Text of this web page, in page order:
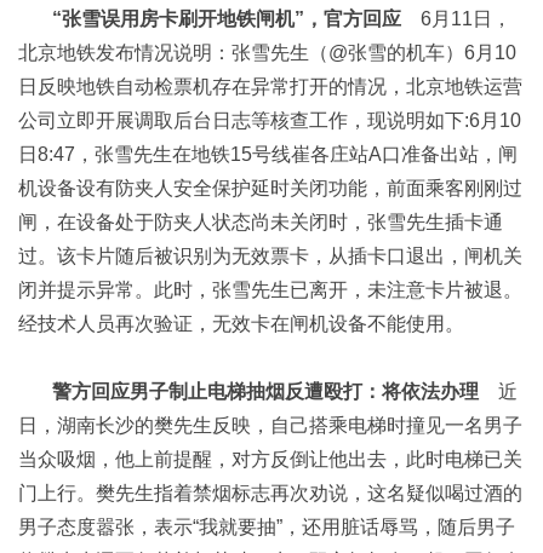
“张雪误用房卡刷开地铁闸机”，官方回应 6月11日，
北京地铁发布情况说明：张雪先生（@张雪的机车）6月10
日反映地铁自动检票机存在异常打开的情况，北京地铁运营
公司立即开展调取后台日志等核查工作，现说明如下:6月10
日8:47，张雪先生在地铁15号线崔各庄站A口准备出站，闸
机设备设有防夹人安全保护延时关闭功能，前面乘客刚刚过
闸，在设备处于防夹人状态尚未关闭时，张雪先生插卡通
过。该卡片随后被识别为无效票卡，从插卡口退出，闸机关
闭并提示异常。此时，张雪先生已离开，未注意卡片被退。
经技术人员再次验证，无效卡在闸机设备不能使用。
警方回应男子制止电梯抽烟反遭殴打：将依法办理 近
日，湖南长沙的樊先生反映，自己搭乘电梯时撞见一名男子
当众吸烟，他上前提醒，对方反倒让他出去，此时电梯已关
门上行。樊先生指着禁烟标志再次劝说，这名疑似喝过酒的
男子态度嚣张，表示“我就要抽”，还用脏话辱骂，随后男子